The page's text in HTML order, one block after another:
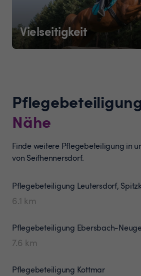
Vielseitigkeit
Nähe
Finde weitere Pflegebeteiligung in
von Seifhennersdorf.
Pflegebeteiligung Leutersdorf,
6.1 km
Pflegebeteiligung Ebersbach-
7.6 km
Pflegebeteiligung Kottmar